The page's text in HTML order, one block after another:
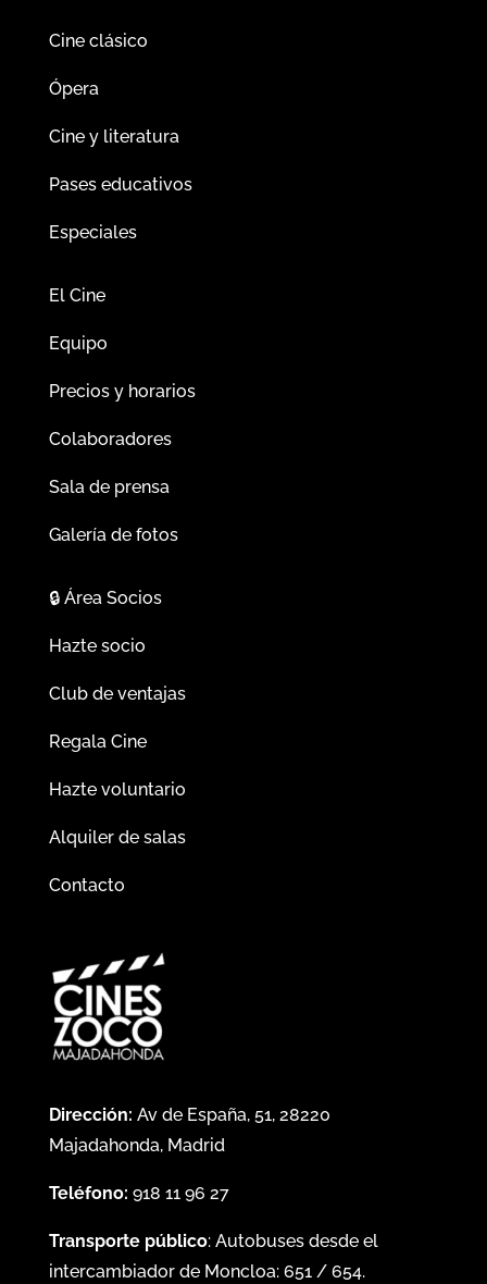
Cine clásico
Ópera
Cine y literatura
Pases educativos
Especiales
El Cine
Equipo
Precios y horarios
Colaboradores
Sala de prensa
Galería de fotos
🔒Área Socios
Hazte socio
Club de ventajas
Regala Cine
Hazte voluntario
Alquiler de salas
Contacto
Dirección: Av de España, 51, 28220
Majadahonda, Madrid
Teléfono: 918 11 96 27
Transporte público: Autobuses desde el
intercambiador de Moncloa: 651/ 654.